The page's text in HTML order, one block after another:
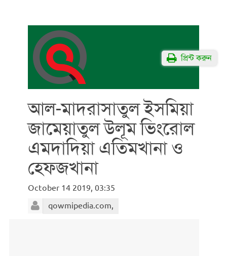
আল-মাদরাসাতুল ইসমিয়া
জামেয়াতুল উলূম ভিংরোল
এমদাদিয়া এতিমখানা ও
হেফজখানা
October 14 2019, 03:35
qowmipedia.com,
প্রিন্ট করুন